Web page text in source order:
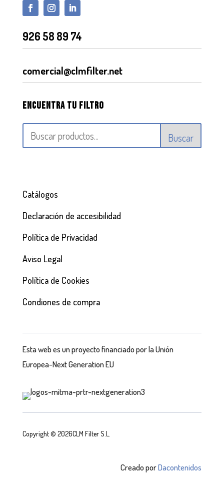
926 58 89 74
comercial@clmfilter.net
Encuentra tu filtro
Buscar
Catálogos
Declaración de accesibilidad
Política de Privacidad
Aviso Legal
Política de Cookies
Condiones de compra
Esta web es un proyecto financiado por la Unión
Europea-Next Generation EU
Copyright © 2026CLM Filter S.L.
Creado porDacontenidos